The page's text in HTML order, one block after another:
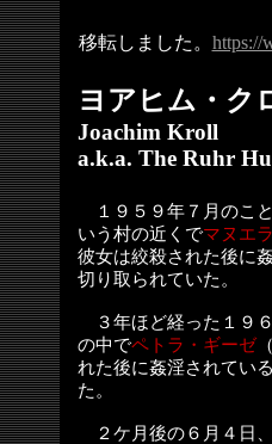
移転しました。 https://
ヨアヒム・ク
Joachim Kroll
a.k.a. The Ruhr
１９５９年７月のこ
いう村の近くでマヌエ
彼女は絞殺された後に
切り取られていた。
３年ほど経った１９
の中でペトラ・ギーゼ
れた後に姦淫されてい
た。
２ケ月後の６月４日